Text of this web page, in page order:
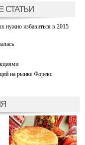
СТАТЬИ
нужно избавиться в 2015
на рынке Форекс